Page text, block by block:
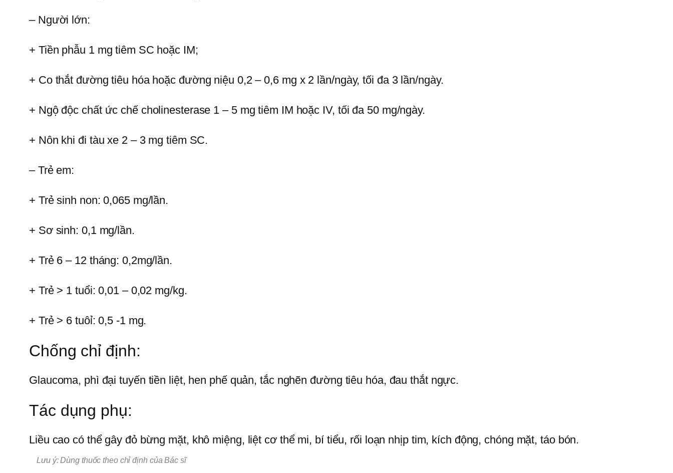
– Người lớn:
+ Tiền phẫu 1 mg tiêm SC hoặc IM;
+ Co thắt đường tiêu hóa hoặc đường niệu 0,2 – 0,6 mg x 2 lần/ngày, tối đa 3 lần/ngày.
+ Ngộ độc chất ức chế cholinesterase 1 – 5 mg tiêm IM hoặc IV, tối đa 50 mg/ngày.
+ Nôn khi đi tàu xe 2 – 3 mg tiêm SC.
– Trẻ em:
+ Trẻ sinh non: 0,065 mg/lần.
+ Sơ sinh: 0,1 mg/lần.
+ Trẻ 6 – 12 tháng: 0,2mg/lần.
+ Trẻ > 1 tuổi: 0,01 – 0,02 mg/kg.
+ Trẻ > 6 tuôỉ: 0,5 -1 mg.
Chống chỉ định:
Glaucoma, phì đại tuyến tiền liệt, hen phế quản, tắc nghẽn đường tiêu hóa, đau thắt ngực.
Tác dụng phụ:
Liều cao có thể gây đỏ bừng mặt, khô miệng, liệt cơ thể mi, bí tiểu, rối loạn nhịp tim, kích động, chóng mặt, táo bón.
Lưu ý: Dùng thuốc theo chỉ định của Bác sĩ